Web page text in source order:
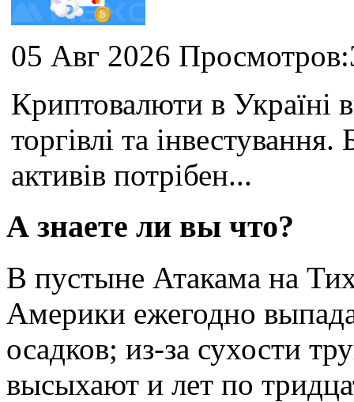
05 Авг 2026
Криптовалюти в Україні
торгівлі та
активів потрібен...
А знаете ли вы что?
В пустыне Атакама на
Америки ежегодно
осадков; из-за сухости
высыхают и лет по